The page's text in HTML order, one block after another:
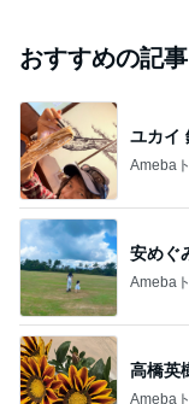
おすすめの記事
ユカイ
Ameba
安めぐ
Ameba
高橋英
Ameba